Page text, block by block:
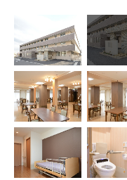
ご入居までの流れ
介護保険の仕組み
FAQ
運営会社
プライバシーポリシー
採用情報